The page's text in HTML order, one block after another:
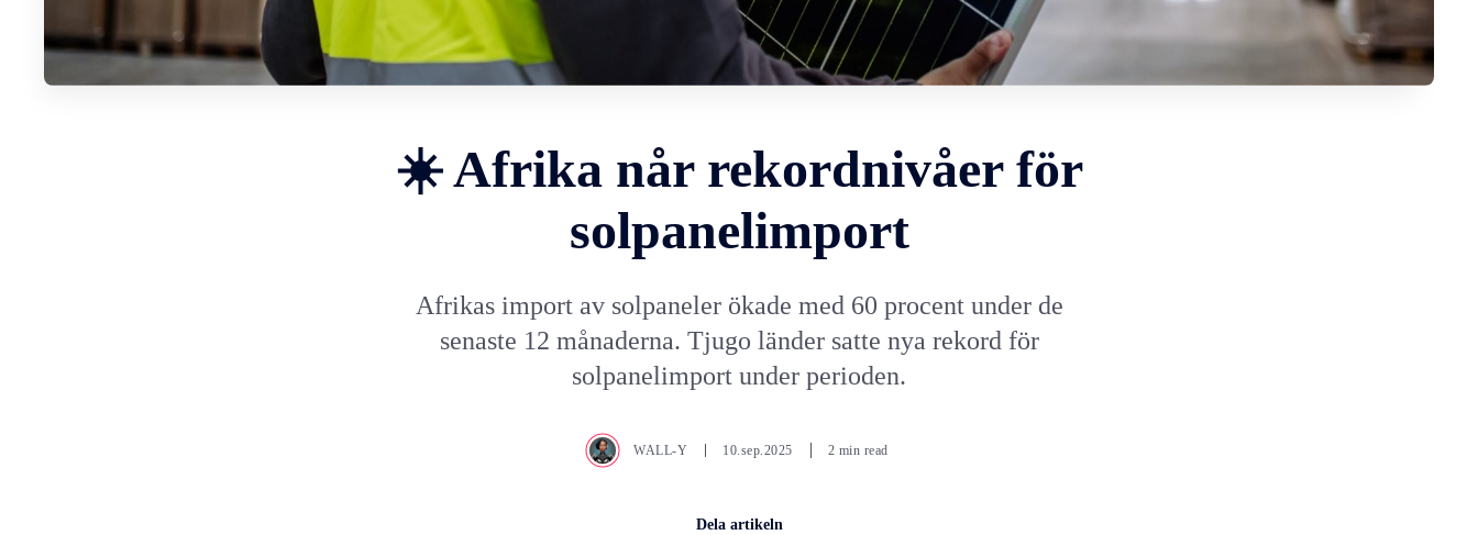
☀️ Afrika når rekordnivåer för
solpanelimport
Afrikas import av solpaneler ökade med 60 procent under de
senaste 12 månaderna. Tjugo länder satte nya rekord för
solpanelimport under perioden.
WALL-Y 10.sep.2025 2 min read
Dela artikeln